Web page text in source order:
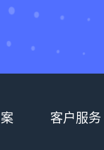
客户服务